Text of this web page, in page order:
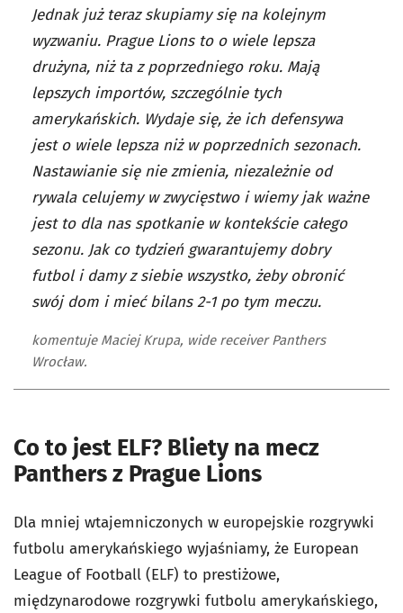
Jednak już teraz skupiamy się na kolejnym
wyzwaniu. Prague Lions to o wiele lepsza
drużyna, niż ta z poprzedniego roku. Mają
lepszych importów, szczególnie tych
amerykańskich. Wydaje się, że ich defensywa
jest o wiele lepsza niż w poprzednich sezonach.
Nastawianie się nie zmienia, niezależnie od
rywala celujemy w zwycięstwo i wiemy jak ważne
jest to dla nas spotkanie w kontekście całego
sezonu. Jak co tydzień gwarantujemy dobry
futbol i damy z siebie wszystko, żeby obronić
swój dom i mieć bilans 2-1 po tym meczu.
komentuje Maciej Krupa, wide receiver Panthers
Wrocław.
Co to jest ELF? Bliety na mecz
Panthers z Prague Lions
Dla mniej wtajemniczonych w europejskie rozgrywki
futbolu amerykańskiego wyjaśniamy, że European
League of Football (ELF) to prestiżowe,
międzynarodowe rozgrywki futbolu amerykańskiego,